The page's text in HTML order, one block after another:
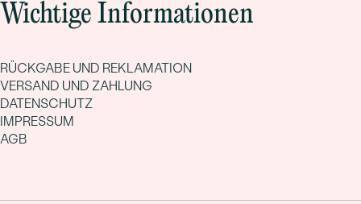
Wichtige Informationen
RÜCKGABE UND REKLAMATION
VERSAND UND ZAHLUNG
DATENSCHUTZ
IMPRESSUM
AGB